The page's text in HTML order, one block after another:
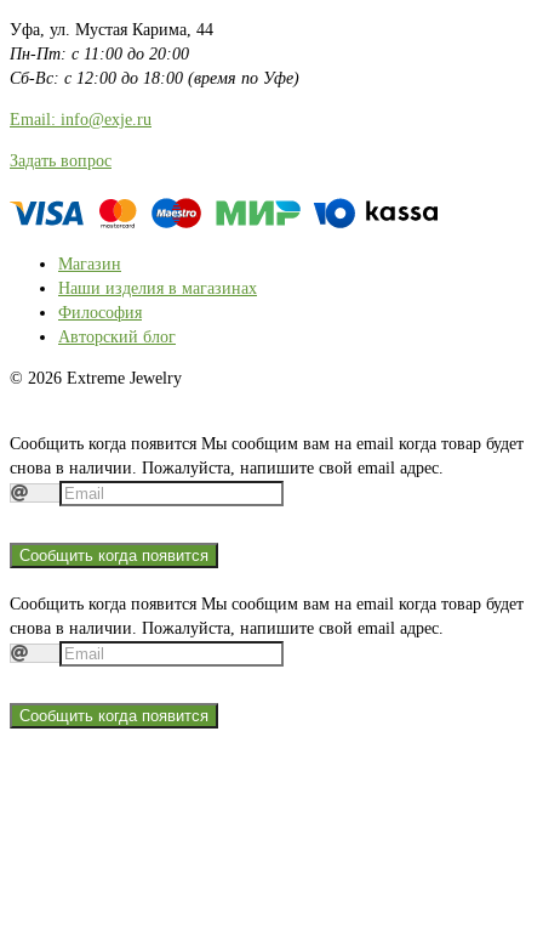
Уфа, ул. Мустая Карима, 44
Пн-Пт: с 11:00 до 20:00
Сб-Вс: с 12:00 до 18:00 (время по Уфе)
Email: info@exje.ru
Задать вопрос
Магазин
Наши изделия в магазинах
Философия
Авторский блог
© 2026 Extreme Jewelry
Сообщить когда появится Мы сообщим вам на email когда товар будет
снова в наличии. Пожалуйста, напишите свой email адрес.
Сообщить когда появится
Сообщить когда появится Мы сообщим вам на email когда товар будет
снова в наличии. Пожалуйста, напишите свой email адрес.
Сообщить когда появится